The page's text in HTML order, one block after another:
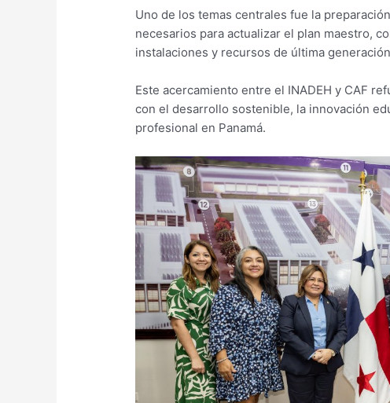
Uno de los temas centrales fue la
necesarios para actualizar el plan maestro,
instalaciones y recursos de última
Este acercamiento entre el INADEH y CAF
con el desarrollo sostenible, la innovación
profesional en Panamá.